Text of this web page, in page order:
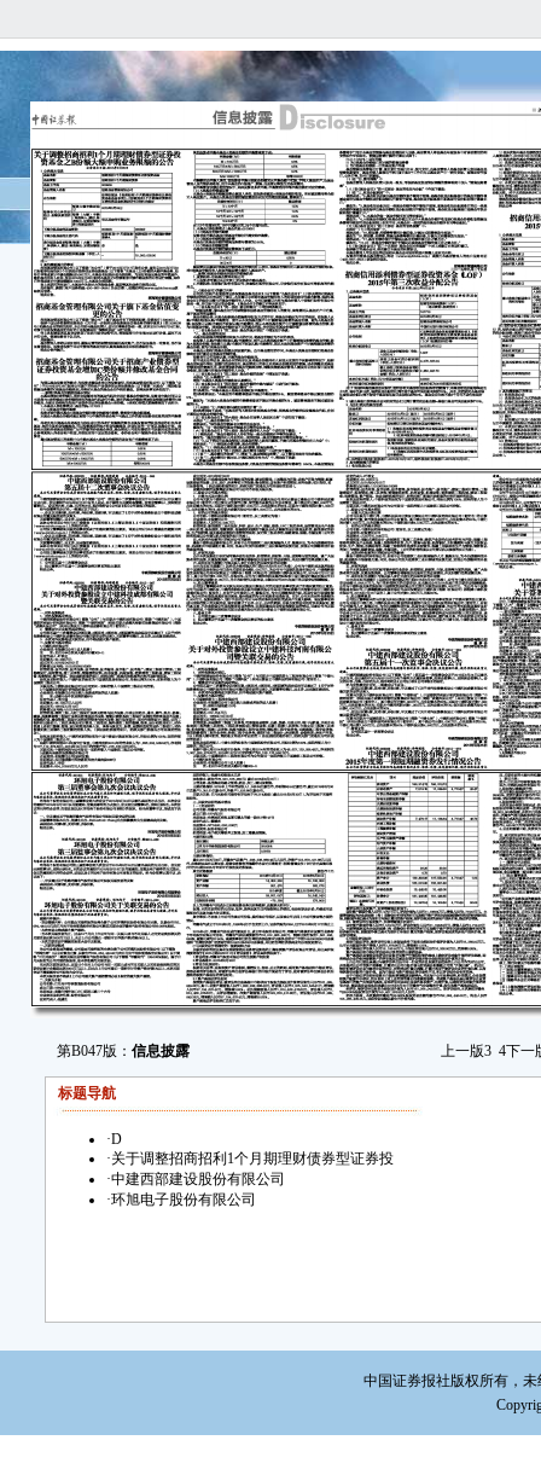
第B047版： 信息披露 上一版3 4下一
标题导航
·D
·关于调整招商招利1个月期理财债券型证券投
·中建西部建设股份有限公司
·环旭电子股份有限公司
中国证券报社版权所有，未